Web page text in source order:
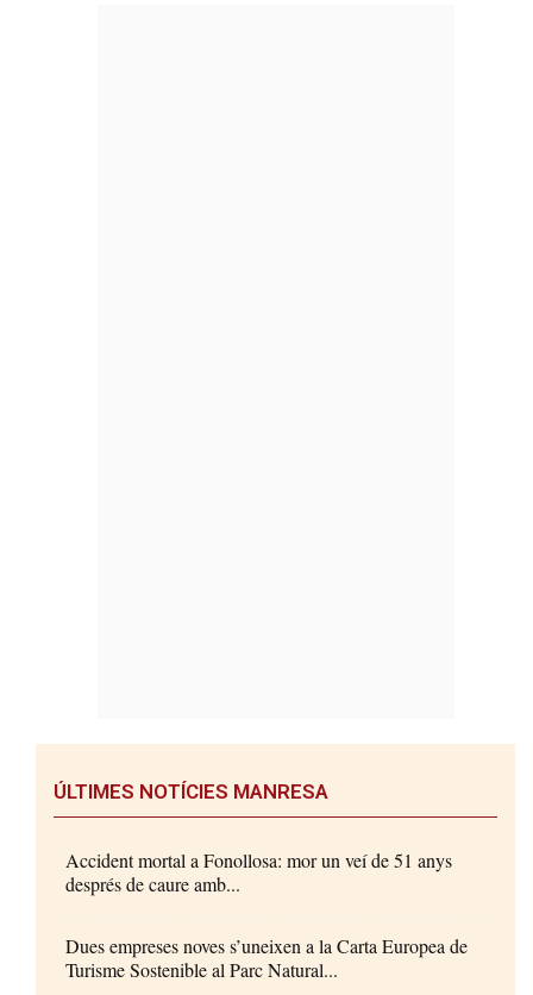
ÚLTIMES NOTÍCIES MANRESA
Accident mortal a Fonollosa: mor un veí de 51 anys
després de caure amb...
Dues empreses noves s’uneixen a la Carta Europea de
Turisme Sostenible al Parc Natural...